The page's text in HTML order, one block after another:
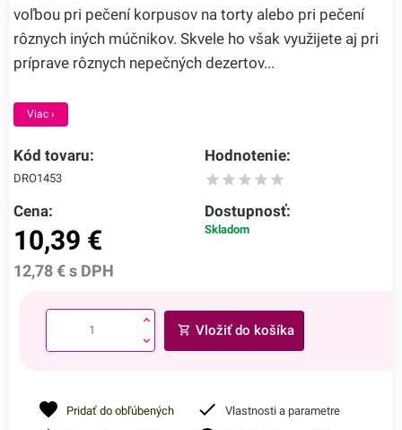
voľbou pri pečení korpusov na torty alebo pri pečení
rôznych iných múčnikov. Skvele ho však využijete aj pri
príprave rôznych nepečných dezertov...
Viac ›
Kód tovaru:
DRO1453
Hodnotenie:
Cena:
10,39 €
12,78€ s DPH
Dostupnosť:
Skladom
Vložiť do košíka
Pridať do obľúbených Vlastnosti a parametre